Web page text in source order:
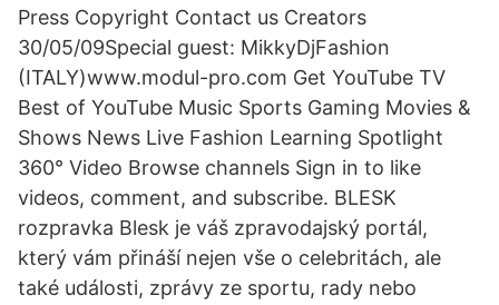
Press Copyright Contact us Creators
30/05/09Special guest: MikkyDjFashion
(ITALY)www.modul-pro.com Get YouTube TV
Best of YouTube Music Sports Gaming Movies &
Shows News Live Fashion Learning Spotlight
360° Video Browse channels Sign in to like
videos, comment, and subscribe. BLESK
rozpravka Blesk je váš zpravodajský portál,
který vám přináší nejen vše o celebritách, ale
také události, zprávy ze sportu, rady nebo